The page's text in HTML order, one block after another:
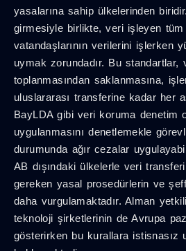
yasalarına sahip ülkelerinden
girmesiyle birlikte, veri işleyen tüm
vatandaşlarının verilerini işlerken
uymak zorundadır. Bu standartlar,
toplanmasından saklanmasına,
uluslararası transferine kadar her
BayLDA gibi veri koruma denetim
uygulanmasını denetlemekle
durumunda ağır cezalar
AB dışındaki ülkelerle veri
gereken yasal prosedürlerin ve
daha vurgulamaktadır. Alman
teknoloji şirketlerinin de Avrupa
gösterirken bu kurallara istisnasız